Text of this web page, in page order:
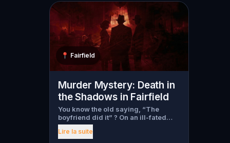
📍 Fairfield
Murder Mystery: Death in
the Shadows in Fairfield
You know the old saying, “The
boyfriend did it” ? On an ill-fated
night, love goes terribly wrong for
Bella Wanderlust and Walter Bridges
Lire la suite